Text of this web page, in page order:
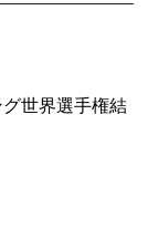
世界選手権結